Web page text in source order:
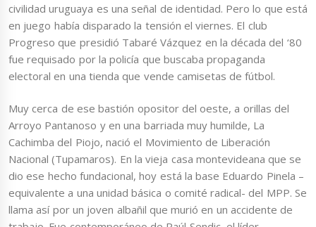
civilidad uruguaya es una señal de identidad. Pero lo que está
en juego había disparado la tensión el viernes. El club
Progreso que presidió Tabaré Vázquez en la década del ‘80
fue requisado por la policía que buscaba propaganda
electoral en una tienda que vende camisetas de fútbol.
Muy cerca de ese bastión opositor del oeste, a orillas del
Arroyo Pantanoso y en una barriada muy humilde, La
Cachimba del Piojo, nació el Movimiento de Liberación
Nacional (Tupamaros). En la vieja casa montevideana que se
dio ese hecho fundacional, hoy está la base Eduardo Pinela –
equivalente a una unidad básica o comité radical- del MPP. Se
llama así por un joven albañil que murió en un accidente de